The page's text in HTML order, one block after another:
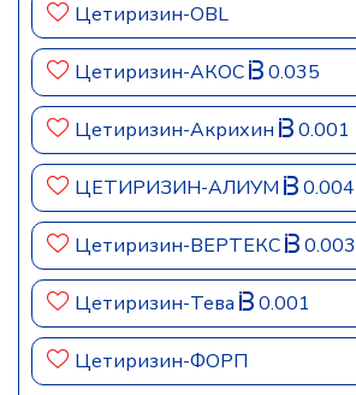
Цетиризин-OBL
Цетиризин-АКОС 0.035
Цетиризин-Акрихин 0.001
ЦЕТИРИЗИН-АЛИУМ 0.004
Цетиризин-ВЕРТЕКС 0.003
Цетиризин-Тева 0.001
Цетиризин-ФОРП